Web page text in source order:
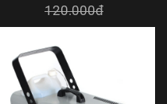
120.000đ